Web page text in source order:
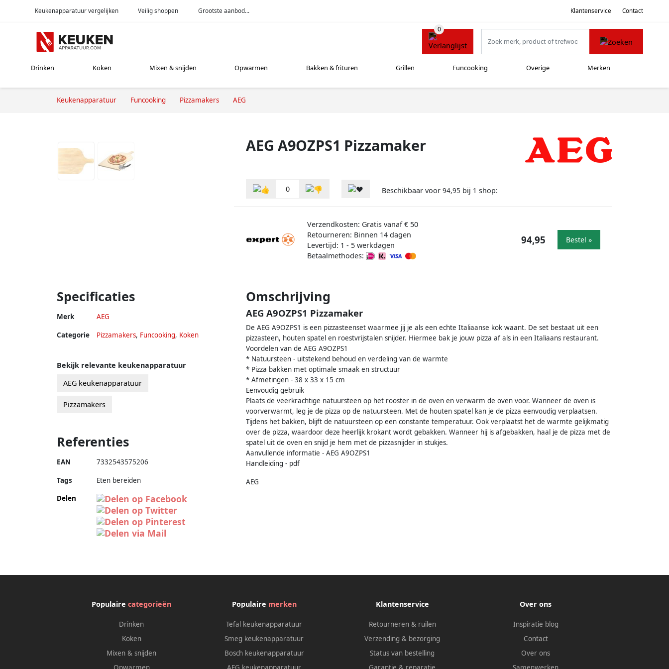
Keukenapparatuur vergelijken Veilig shoppen Grootste aanbod... Klantenservice Contact
Drinken Koken Mixen & snijden Opwarmen Bakken & frituren Grillen Funcooking Overige Merken
Keukenapparatuur Funcooking Pizzamakers AEG
AEG A9OZPS1 Pizzamaker
0 Beschikbaar voor 94,95 bij 1 shop:
Verzendkosten: Gratis vanaf € 50
Retourneren: Binnen 14 dagen
Levertijd: 1 - 5 werkdagen
Betaalmethodes:
94,95 Bestel »
Specificaties
Merk AEG
Categorie Pizzamakers, Funcooking, Koken
Omschrijving
AEG A9OZPS1 Pizzamaker
De AEG A9OZPS1 is een pizzasteenset waarmee jij je als een echte Italiaanse kok waant. De set bestaat uit een
pizzasteen, houten spatel en roestvrijstalen snijder. Hiermee bak je jouw pizza af als in een Italiaans restaurant.
Voordelen van de AEG A9OZPS1
* Natuursteen - uitstekend behoud en verdeling van de warmte
* Pizza bakken met optimale smaak en structuur
* Afmetingen - 38 x 33 x 15 cm
Eenvoudig gebruik
Plaats de veerkrachtige natuursteen op het rooster in de oven en verwarm de oven voor. Wanneer de oven is
voorverwarmt, leg je de pizza op de natuursteen. Met de houten spatel kan je de pizza eenvoudig verplaatsen.
Tijdens het bakken, blijft de natuursteen op een constante temperatuur. Ook verplaatst het de warmte gelijkmatig
over de pizza, waardoor deze heerlijk krokant wordt gebakken. Wanneer hij is afgebakken, haal je de pizza met de
spatel uit de oven en snijd je hem met de pizzasnijder in stukjes.
Aanvullende informatie - AEG A9OZPS1
Handleiding - pdf
AEG
Bekijk relevante keukenapparatuur
AEG keukenapparatuur
Pizzamakers
Referenties
EAN 7332543575206
Tags
Eten bereiden
Delen
Populairecategorieën
Drinken
Koken
Mixen & snijden
Populaire merken
Tefal keukenapparatuur
Smeg keukenapparatuur
Bosch keukenapparatuur
Klantenservice
Retourneren & ruilen
Verzending & bezorging
Status van bestelling
Over ons
Inspiratie blog
Contact
Over ons